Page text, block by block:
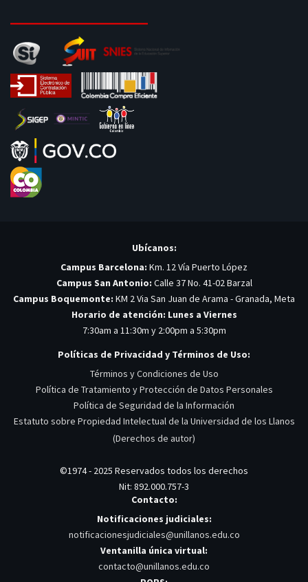
Ubícanos:
Campus Barcelona: Km. 12 Vía Puerto López
Campus San Antonio: Calle 37 No. 41-02 Barzal
Campus Boquemonte: KM 2 Via San Juan de Arama - Granada, Meta
Horario de atención: Lunes a Viernes
7:30am a 11:30m y 2:00pm a 5:30pm
Políticas de Privacidad y Términos de Uso:
Términos y Condiciones de Uso
Política de Tratamiento y Protección de Datos Personales
Política de Seguridad de la Información
Estatuto sobre Propiedad Intelectual de la Universidad de los Llanos
(Derechos de autor)
©1974 - 2025 Reservados todos los derechos
Nit: 892.000.757-3
Contacto:
Notificaciones judiciales:
notificacionesjudiciales@unillanos.edu.co
Ventanilla única virtual:
contacto@unillanos.edu.co